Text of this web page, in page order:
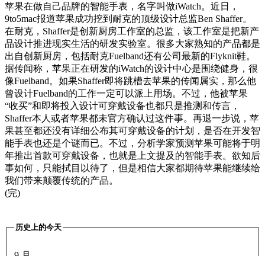
苹果在做自己品牌的智能手表，名字叫做iWatch。近日，
9to5mac报道苹果成功挖到耐克的顶级设计总监Ben Shaffer。
在耐克，Shaffer是创新厨房工作室的总监，该工作室是把新产
品设计推进现实生活的研发实验室。很多大家熟知的产品都是
出自创新厨房，包括耐克Fuelband还有公司最新的Flyknit鞋。
据传闻称，苹果正在研发的iWatch的设计中心是围绕健身，很
像Fuelband。如果Shaffer即将跳槽去苹果的传闻属实，那么他
曾设计Fuelband的工作一定可以派上用场。不过，他被苹果
“收买”和即将投入设计可穿戴设备也都只是推测和传言，
Shaffer本人或者苹果都未官方确认过这件事。再退一步说，苹
果甚至都还没有详细公布其可穿戴设备的计划，是否在开发智
能手表也还是个谜而已。不过，分析学家预测苹果可能将于明
年推出首款可穿戴设备，也就是上文提及的智能手表。欲知后
事如何，只能拭目以待了，但是相信大家都期待苹果能继续给
我们带来颠覆传统的产品。
(完)
历史上的今天